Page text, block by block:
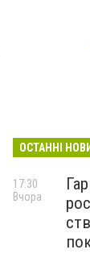
ОСТАННІ
17:30
Вчора